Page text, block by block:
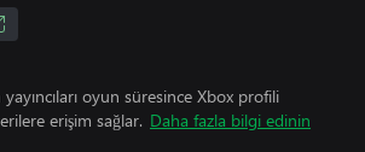
yayıncıları oyun süresince Xbox profili
erişim sağlar. Daha fazla bilgi edinin